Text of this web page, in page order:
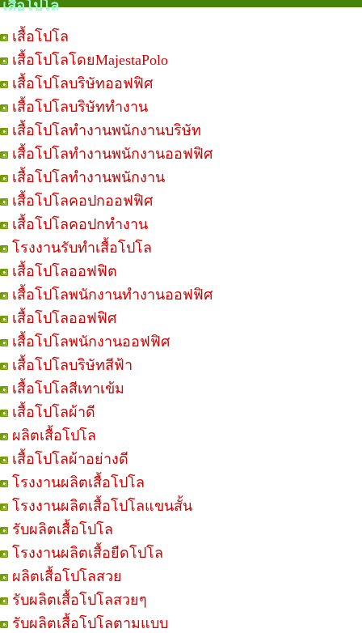
เสื้อโปโล
เสื้อโปโล
เสื้อโปโลโดยMajestaPolo
เสื้อโปโลบริษัทออฟฟิศ
เสื้อโปโลบริษัททำงาน
เสื้อโปโลทำงานพนักงานบริษัท
เสื้อโปโลทำงานพนักงานออฟฟิศ
เสื้อโปโลทำงานพนักงาน
เสื้อโปโลคอปกออฟฟิศ
เสื้อโปโลคอปกทำงาน
โรงงานรับทำเสื้อโปโล
เสื้อโปโลออฟฟิต
เสื้อโปโลพนักงานทำงานออฟฟิศ
เสื้อโปโลออฟฟิศ
เสื้อโปโลพนักงานออฟฟิศ
เสื้อโปโลบริษัทสีฟ้า
เสื้อโปโลสีเทาเข้ม
เสื้อโปโลผ้าดี
ผลิตเสื้อโปโล
เสื้อโปโลผ้าอย่างดี
โรงงานผลิตเสื้อโปโล
โรงงานผลิตเสื้อโปโลแขนสั้น
รับผลิตเสื้อโปโล
โรงงานผลิตเสื้อยืดโปโล
ผลิตเสื้อโปโลสวย
รับผลิตเสื้อโปโลสวยๆ
รับผลิตเสื้อโปโลตามแบบ